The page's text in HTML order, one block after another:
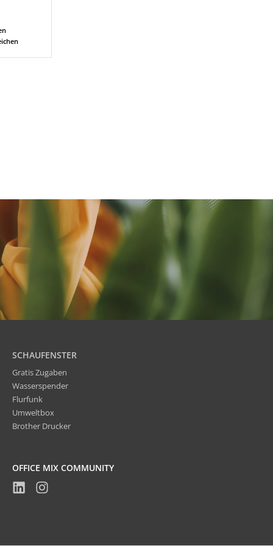
SCHAUFENSTER
Gratis Zugaben
Wasserspender
Flurfunk
Umweltbox
Brother Drucker
OFFICE MIX COMMUNITY